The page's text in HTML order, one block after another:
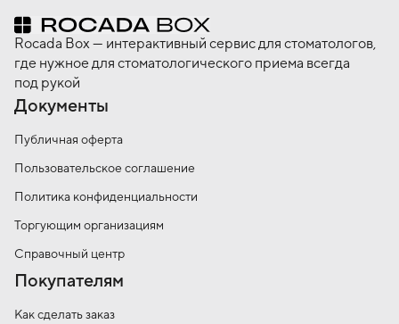
Rocada Box — интерактивный сервис для стоматологов,
где нужное для стоматологического приема всегда
под рукой
Документы
Публичная оферта
Пользовательское соглашение
Политика конфиденциальности
Торгующим организациям
Справочный центр
Покупателям
Как сделать заказ